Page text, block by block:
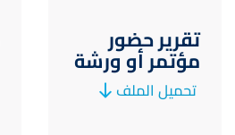
تقرير حضور
مؤتمر أو ورشة
تحميل الملف